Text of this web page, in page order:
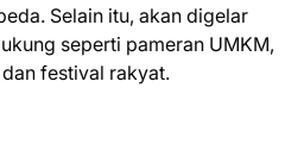
Selain itu, akan digelar
seperti pameran UMKM,
festival rakyat.